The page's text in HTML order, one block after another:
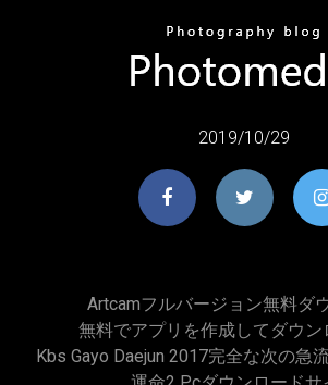
2019/10/29
Artcamフルバージョン無料ダ
無料でアプリを作成してダウン
Kbs Gayo Daejun 2017完全な次の急